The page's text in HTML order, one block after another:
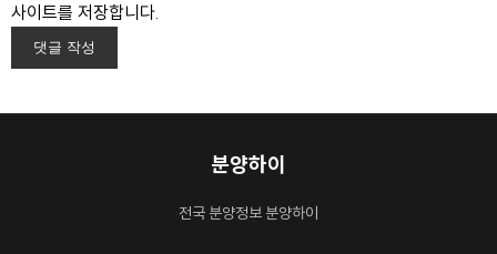
사이트를 저장합니다.
분양하이
전국 분양정보 분양하이